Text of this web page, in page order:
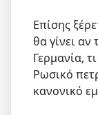
Επίσης
θα γίνει αν
Γερμανία,
Ρωσικό
κανονικό